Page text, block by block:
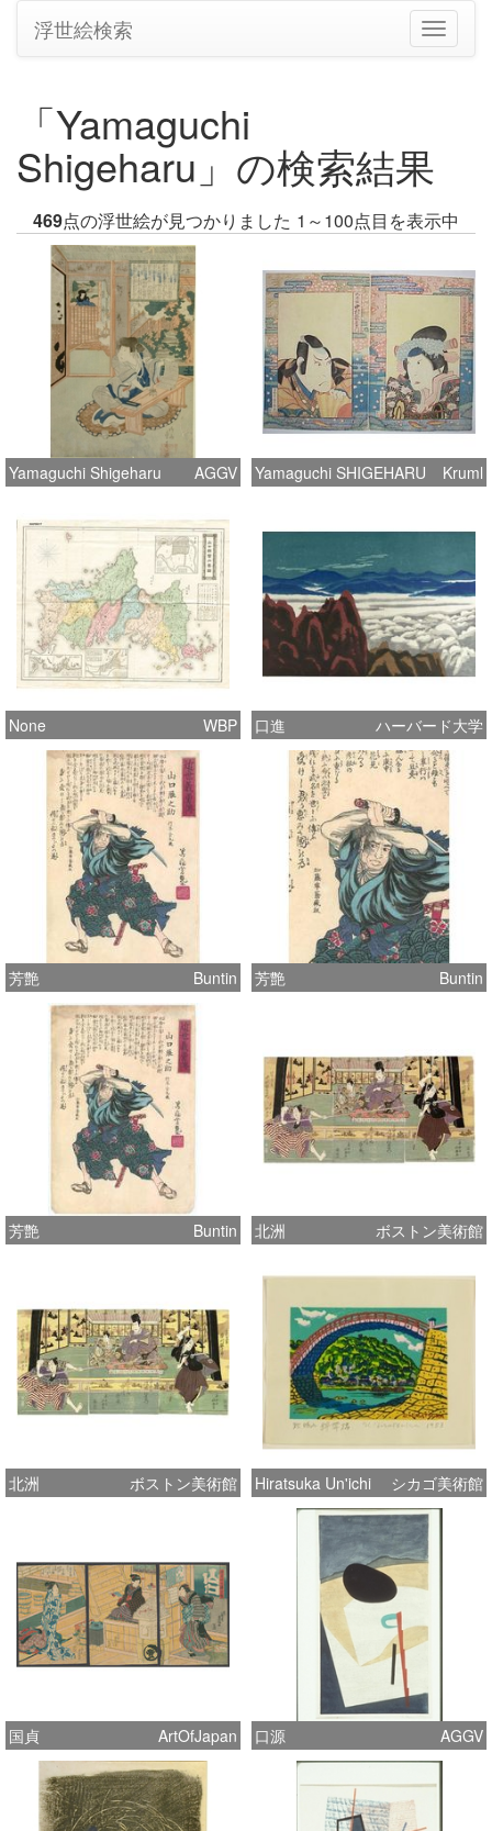
ナ
ビ
り
え
浮世絵検索
「Yamaguchi
Shigeharu」の検索結果
469点の浮世絵が見つかりました 1～100点目を表示中
Yamaguchi Shigeharu AGGV Yamaguchi SHIGEHARU Kruml
None WBP 口進 ハーバード大学
芳艶 Buntin 芳艶 Buntin
芳艶 Buntin 北洲 ボストン美術館
北洲 ボストン美術館 Hiratsuka Un'ichi シカゴ美術館
国貞 ArtOfJapan 口源 AGGV